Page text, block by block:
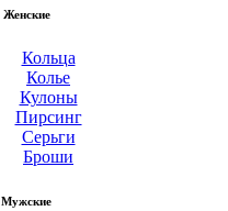
Женские
Кольца
Колье
Кулоны
Пирсинг
Серьги
Броши
Мужские